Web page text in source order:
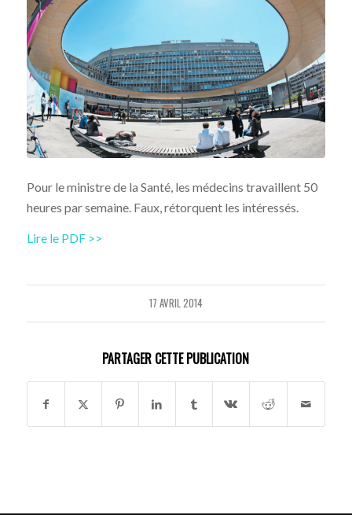
Pour le ministre de la Santé, les médecins travaillent 50
heures par semaine. Faux, rétorquent les intéressés.
Lire le PDF >>
17 AVRIL 2014
PARTAGER CETTE PUBLICATION